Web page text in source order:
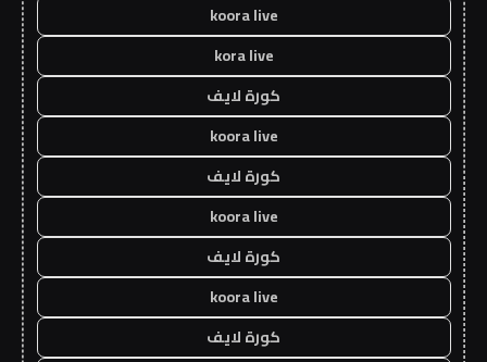
koora live
kora live
كورة لايف
koora live
كورة لايف
koora live
كورة لايف
koora live
كورة لايف